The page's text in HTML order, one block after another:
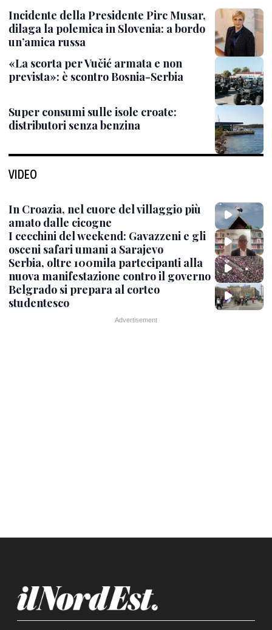
Incidente della Presidente Pirc Musar,
dilaga la polemica in Slovenia: a bordo
un’amica russa
«La scorta per Vučić armata e non
prevista»: è scontro Bosnia-Serbia
Super consumi sulle isole croate:
distributori senza benzina
VIDEO
In Croazia, nel cuore del villaggio più
amato dalle cicogne
I cecchini del weekend: Gavazzeni e gli
osceni safari umani a Sarajevo
Serbia, oltre 100mila partecipanti alla
nuova manifestazione contro il governo
Belgrado si prepara al corteo
studentesco